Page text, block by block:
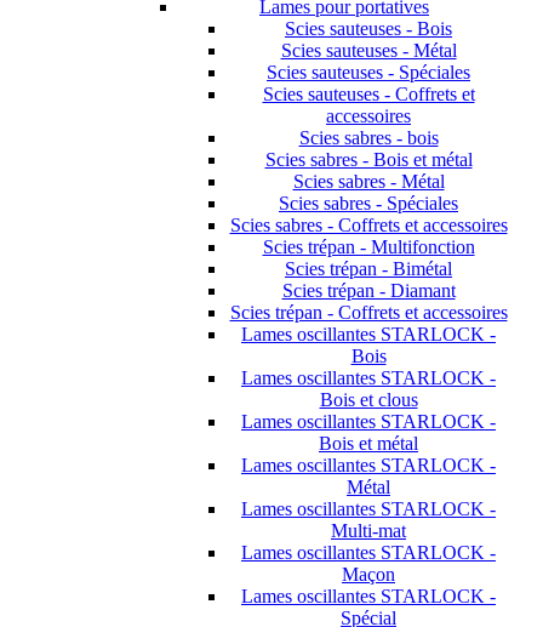
Lames pour portatives
Scies sauteuses - Bois
Scies sauteuses - Métal
Scies sauteuses - Spéciales
Scies sauteuses - Coffrets et
accessoires
Scies sabres - bois
Scies sabres - Bois et métal
Scies sabres - Métal
Scies sabres - Spéciales
Scies sabres - Coffrets et accessoires
Scies trépan - Multifonction
Scies trépan - Bimétal
Scies trépan - Diamant
Scies trépan - Coffrets et accessoires
Lames oscillantes STARLOCK -
Bois
Lames oscillantes STARLOCK -
Bois et clous
Lames oscillantes STARLOCK -
Bois et métal
Lames oscillantes STARLOCK -
Métal
Lames oscillantes STARLOCK -
Multi-mat
Lames oscillantes STARLOCK -
Maçon
Lames oscillantes STARLOCK -
Spécial